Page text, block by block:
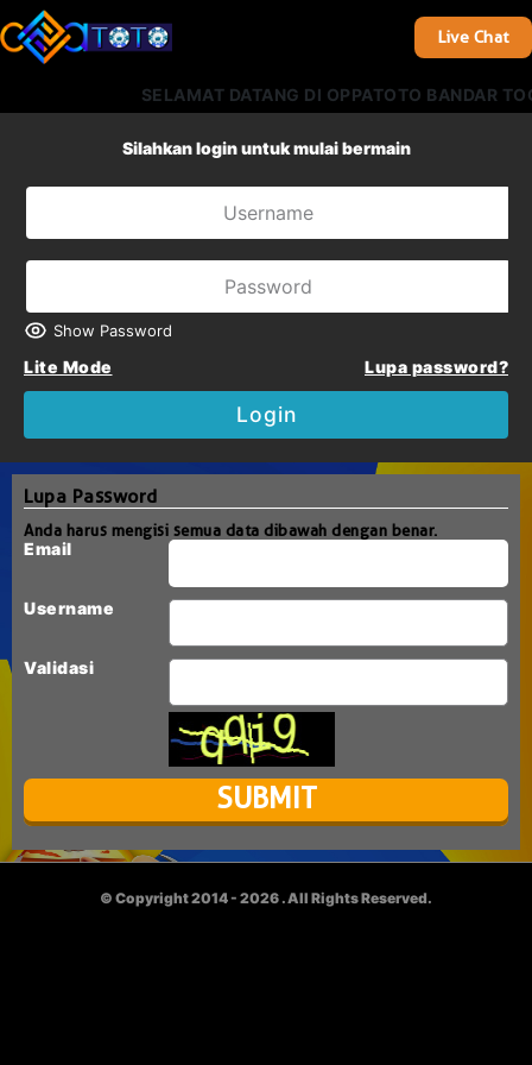
Live Chat
SELAMAT DATANG DI OPPATOTO BANDAR
Silahkan login untuk mulai bermain
Show Password
Lite Mode Lupa password?
Login
Lupa Password
Anda harus mengisi semua data dibawah dengan benar.
Email
Username
Validasi
© Copyright 2014 - 2026 . All Rights Reserved.